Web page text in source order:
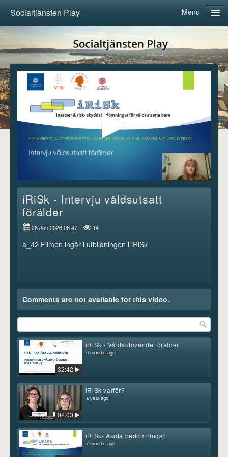
Menu
Socialtjänsten Play
Home
Categories
About us
Log in
iRiSk - Intervju våldsutsatt
förälder
26 Jan 2026 06:47 14
a_42 Filmen ingår i utbildningen i iRiSk
Comments are not available for this video.
32:42
iRiSk - Våldsutövande förälder
6 months ago
02:03
iRiSk varför?
a year ago
iRiSk- Akuta bedömningar
7 months ago